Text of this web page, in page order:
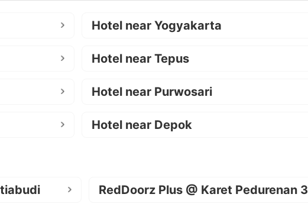
Hotel near Yogyakarta
Hotel near Tepus
Hotel near Purwosari
Hotel near Depok
RedDoorz Plus @ Karet Pedurenan 3